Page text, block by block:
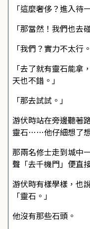
「這麼奢侈？進入待
「那當然！我們也去
「我們？實力不太行。
「去了就有靈石能
天也不錯。」
「那去試試。」
游伏時站在旁邊聽著
靈石……他仔細想了
那兩名修士走到城中
聲「去千機門」便直
游伏時有樣學樣，也
「靈石。」
他沒有那些石頭。